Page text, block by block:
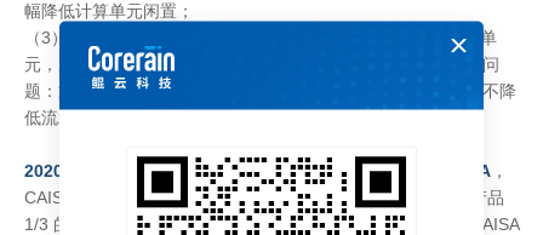
幅降低计算单元闲置；
（3） 数据流架构中一个数据流流水线中可深度整合大量计算单
元，从而打破指令集架构中峰值算力提升与芯片利用率的冲突问
题：通过不断加深数据流流水线，可以在提升峰值算力同时，不降
低流水线中计算单元闲置时间。
2020 年，鲲云科技推出全球首款可重构数据流 AI 芯片 CAISA ，
CAISA 芯片利用率最高可达 95.4%，在芯片成本为国际同类产品
1/3 的情况下，最高可提供 4.12 倍以上的实测性能。目前，CAISA